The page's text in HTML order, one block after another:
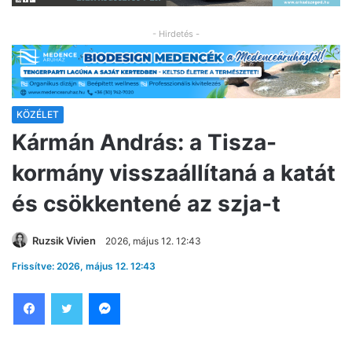
- Hirdetés -
KÖZÉLET
Kármán András: a Tisza-
kormány visszaállítaná a katát
és csökkentené az szja-t
Ruzsik Vivien 2026, május 12. 12:43
Frissítve: 2026, május 12. 12:43